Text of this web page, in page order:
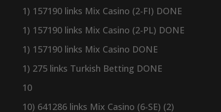
1) 157190 links Mix Casino (2-FI) DONE
1) 157190 links Mix Casino (2-PL) DONE
1) 157190 links Mix Casino DONE
1) 275 links Turkish Betting DONE
10
10) 641286 links Mix Casino (6-SE) (2)